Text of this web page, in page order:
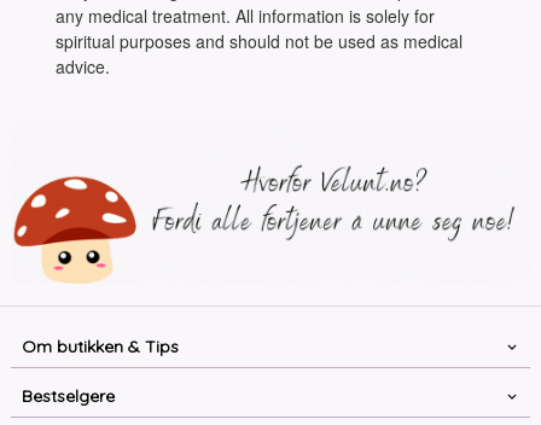
any medical treatment. All information is solely for
spiritual purposes and should not be used as medical
advice.
Om butikken & Tips
Bestselgere